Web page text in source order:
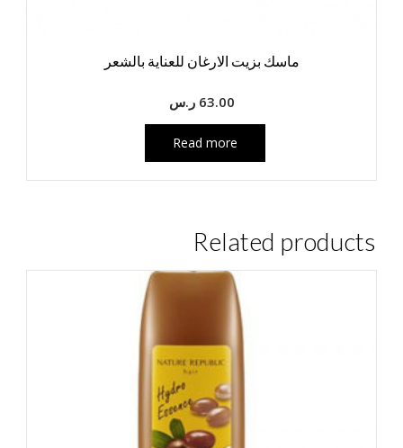
ماسك بزيت الارغان للعناية بالشعر
63.00 ر.س
Read more
Related products